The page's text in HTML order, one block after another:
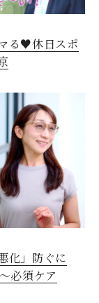
る♥休日スポ
化」防ぐに
必須ケア